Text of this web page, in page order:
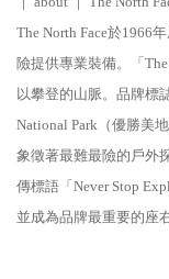
The North Face於1966
險提供專業裝備。「
以攀登的山脈。品牌標
National Park（優勝美
象徵著最難最險的戶外
傳標語「Never Stop
並成為品牌最重要的座